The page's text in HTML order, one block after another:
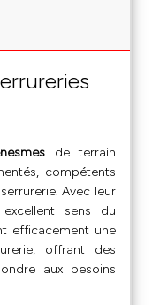
de terrain
compétents
Avec leur
sens du
efficacement une
offrant des
aux besoins